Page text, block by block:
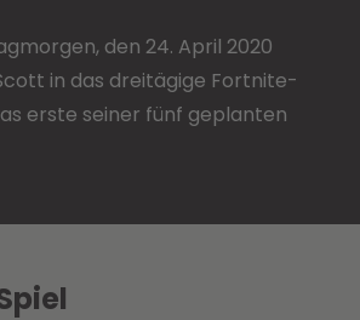
den 24. April 2020
in das dreitägige Fortnite-
erste seiner fünf geplanten